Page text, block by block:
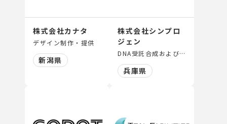
株式会社カナタ
デザイン制作・提供
新潟県
株式会社シンプロ
ジェン
DNA受託合成および遺伝子治療バイオファウンドリ®・サービス
兵庫県